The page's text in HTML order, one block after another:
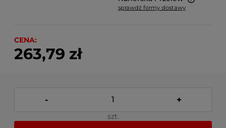
Cena nie zawiera ewentualnych kosztów płatności
sprawdź formy dostawy
CENA:
263,79 zł
- +
szt.